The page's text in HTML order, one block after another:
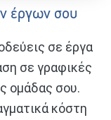
έργων σου
σε έργα
σε γραφικές
ομάδας σου.
κόστη